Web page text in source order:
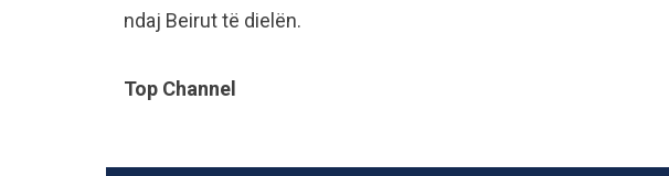
ndaj Beirut të dielën.
Top Channel